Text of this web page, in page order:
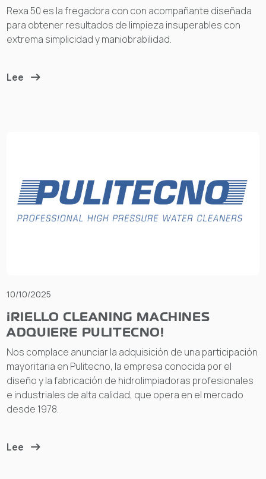
Rexa 50 es la fregadora con con acompañante diseñada
para obtener resultados de limpieza insuperables con
extrema simplicidad y maniobrabilidad.
Lee
10/10/2025
¡RIELLO CLEANING MACHINES
ADQUIERE PULITECNO!
Nos complace anunciar la adquisición de una participación
mayoritaria en Pulitecno, la empresa conocida por el
diseño y la fabricación de hidrolimpiadoras profesionales
e industriales de alta calidad, que opera en el mercado
desde 1978.
Lee